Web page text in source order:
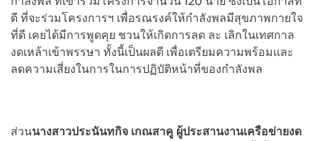
ดี ที่จะร่วมโครงการฯ เพื่อรณรงค์ให้กำลังพลมีสุขภาพกายใจ
ที่ดี เคยได้มีการพูดคุย ชวนให้เกิดการลด ละ เลิกในเทศกาล
งดเหล้าเข้าพรรษา ทั้งนี้เป็นผลดี เพื่อเตรียมความพร้อมและ
ลดความเสี่ยงในการในการปฏิบัติหน้าที่ของกำลังพล
ส่วนนางสาวประนันทกิจ เกณสาคู ผู้ประสานงานเครือข่ายงด